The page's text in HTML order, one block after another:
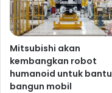
Mitsubishi akan
kembangkan robot
humanoid untuk bantu
bangun mobil